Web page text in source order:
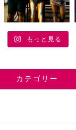
もっと見る
カテゴリー